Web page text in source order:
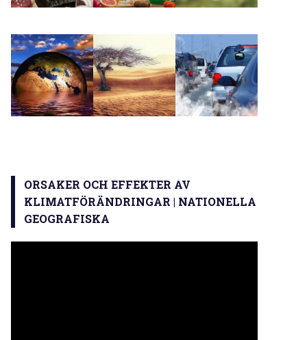
ORSAKER OCH EFFEKTER AV
KLIMATFÖRÄNDRINGAR | NATIONELLA
GEOGRAFISKA